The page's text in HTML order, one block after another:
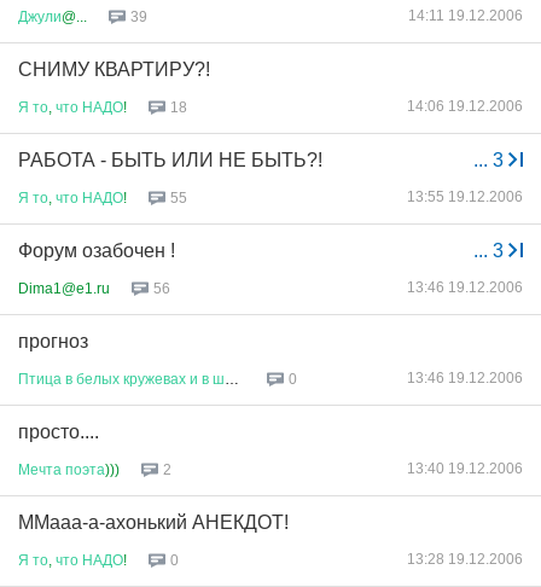
Джули@... 39 14:11 19.12.2006
СНИМУ КВАРТИРУ?!
Я то что НАДО! 18 14:06 19.12.2006
... 3
РАБОТА - БЫТЬ ИЛИ НЕ БЫТЬ?!
Я то что НАДО! 55 13:55 19.12.2006
... 3
Форум озабочен !
Dima1@e1.ru 56 13:46 19.12.2006
прогноз
Птица в белых кружевах и в шин 0 13:46 19.12.2006
просто....
Мечта поэта))) 2 13:40 19.12.2006
ММааа-а-ахонький АНЕКДОТ!
Я то что НАДО! 0 13:28 19.12.2006